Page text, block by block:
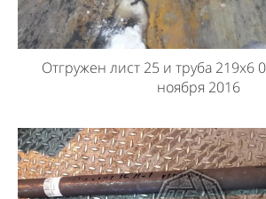
Отгружен лист 25 и труба 219х6
ноября 2016